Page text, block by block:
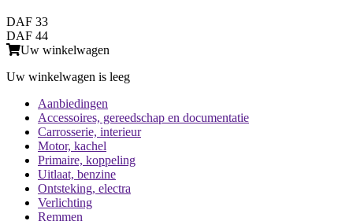
DAF 33
DAF 44
Uw winkelwagen
Uw winkelwagen is leeg
Aanbiedingen
Accessoires, gereedschap en documentatie
Carrosserie, interieur
Motor, kachel
Primaire, koppeling
Uitlaat, benzine
Ontsteking, electra
Verlichting
Remmen